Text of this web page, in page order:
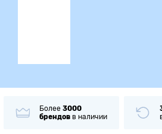
Более 3000
брендов в наличии